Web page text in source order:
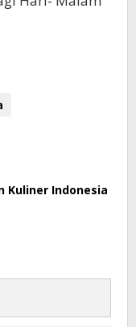
Kuliner Indonesia